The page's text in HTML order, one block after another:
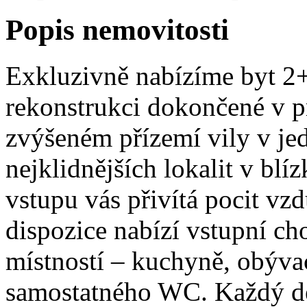
Popis nemovitosti
Exkluzivně nabízíme byt
rekonstrukci dokončené v
zvýšeném přízemí vily v
nejklidnějších lokalit v
vstupu vás přivítá pocit
dispozice nabízí vstupní
místností – kuchyně,
samostatného WC. Každý